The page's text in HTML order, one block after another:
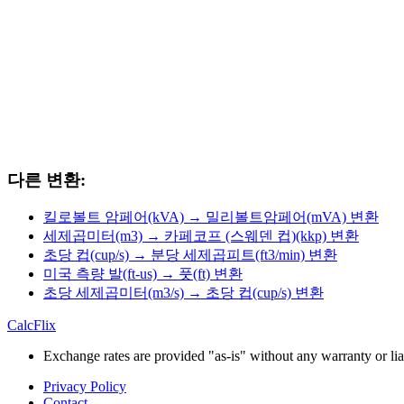
다른 변환:
킬로볼트 암페어(kVA) → 밀리볼트암페어(mVA) 변환
세제곱미터(m3) → 카페코프 (스웨덴 컵)(kkp) 변환
초당 컵(cup/s) → 분당 세제곱피트(ft3/min) 변환
미국 측량 발(ft-us) → 풋(ft) 변환
초당 세제곱미터(m3/s) → 초당 컵(cup/s) 변환
CalcFlix
Exchange rates are provided "as-is" without any warranty or
Privacy Policy